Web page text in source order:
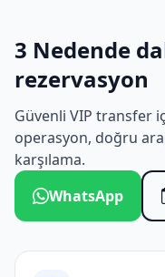
3 Nedende
rezervasyon
Güvenli VIP transfer
operasyon, doğru
karşılama.
WhatsApp